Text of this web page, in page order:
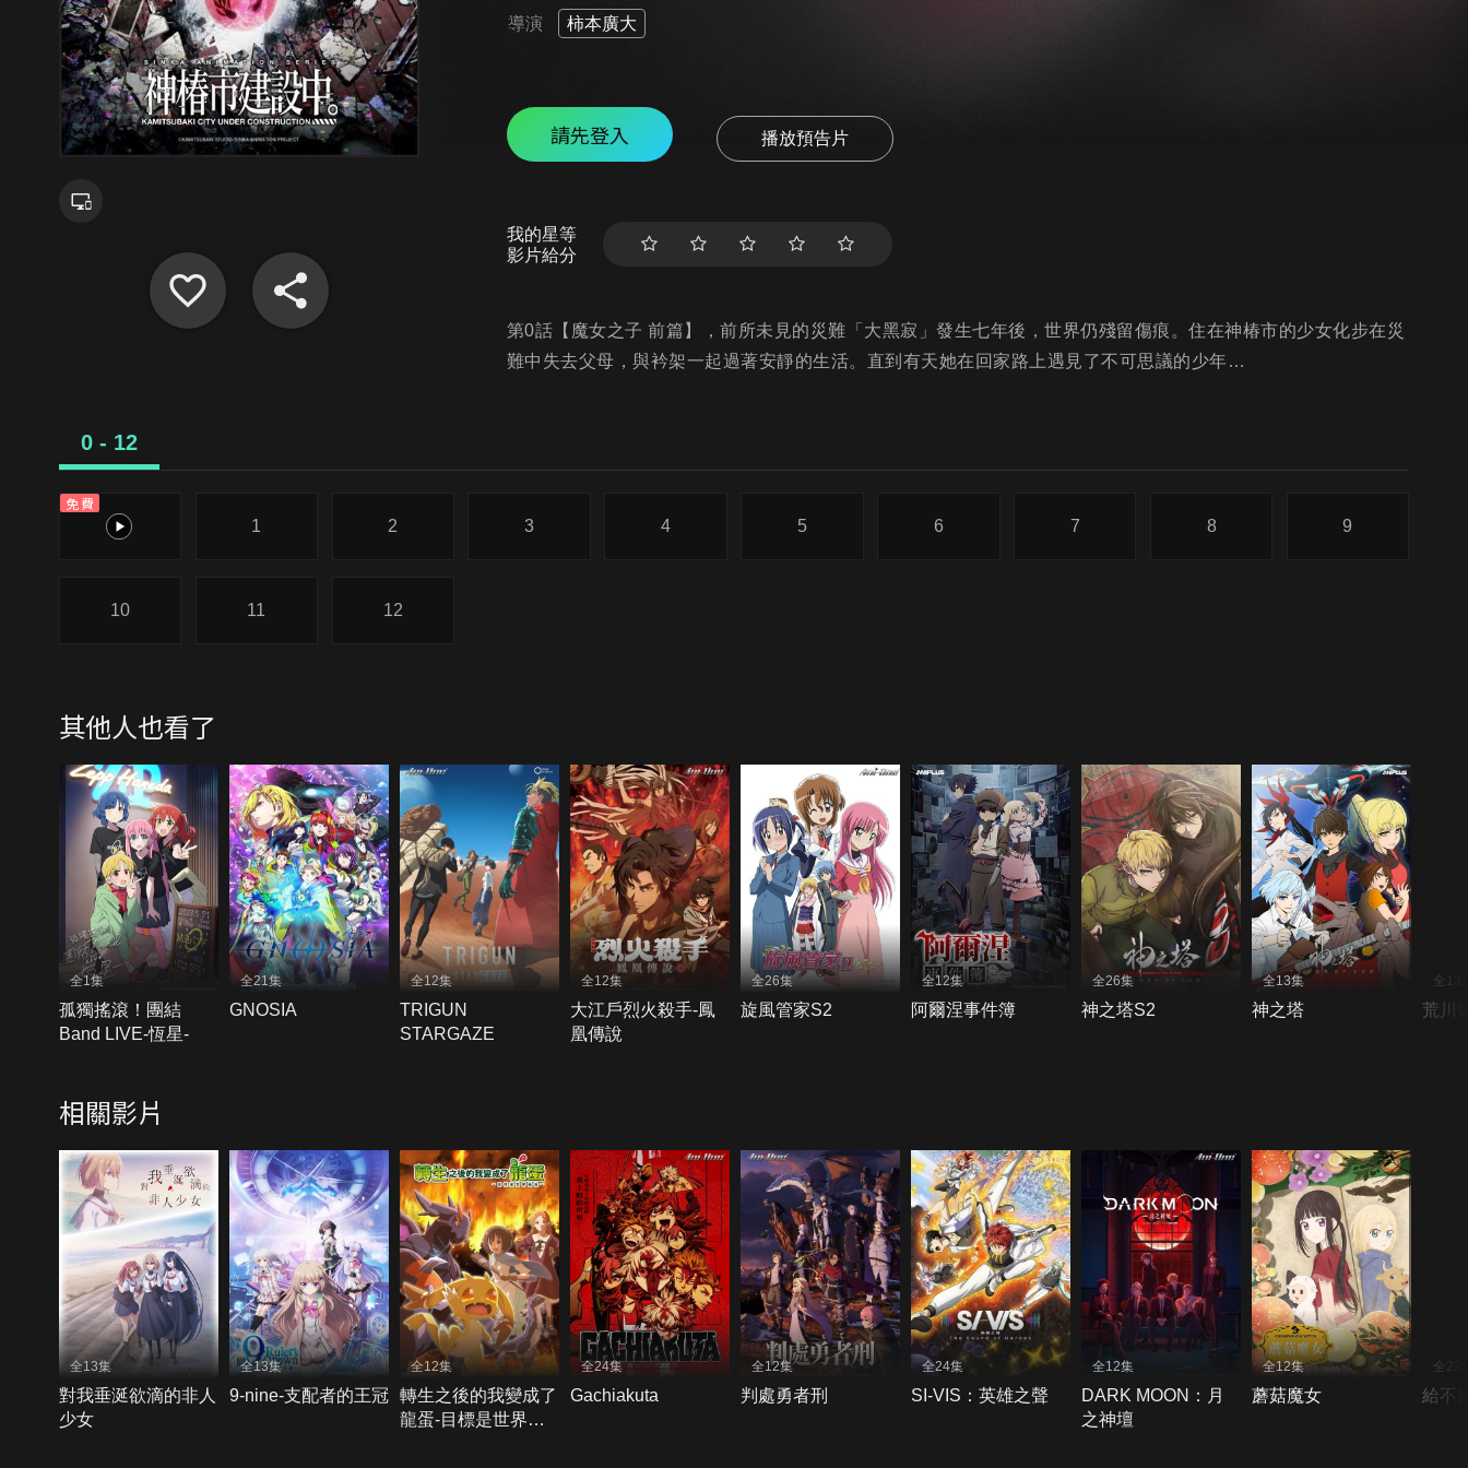
導演 柿本廣大
請先登入 播放預告片
我的星等
影片給分
第0話【魔女之子 前篇】，前所未見的災難「大黑寂」發生七年後，世界仍殘留傷痕。住在神椿市的少女化步在災
難中失去父母，與衿架一起過著安靜的生活。直到有天她在回家路上遇見了不可思議的少年…
0 - 12
免費
0
1 2 3 4 5 6 7 8 9
10 11 12
其他人也看了
全1集
孤獨搖滾！團結
Band LIVE-恆星-
全21集
GNOSIA
全12集
TRIGUN
STARGAZE
全12集
大江戶烈火殺手-鳳
凰傳說
全26集
旋風管家S2
全12集
阿爾涅事件簿
全26集
神之塔S2
全13集
神之塔
全13
荒川
相關影片
全13集
對我垂涎欲滴的非人
少女
全13集
9-nine-支配者的王冠
全12集
轉生之後的我變成了
龍蛋-目標是世界最
全24集
Gachiakuta
全12集
判處勇者刑
全24集
SI-VIS：英雄之聲
全12集
DARK MOON：月
之神壇
全12集
蘑菇魔女
全22
給不